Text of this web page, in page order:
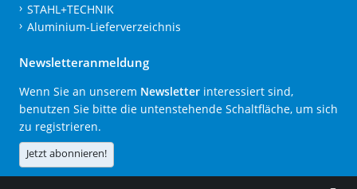
STAHL+TECHNIK
Aluminium-Lieferverzeichnis
Newsletteranmeldung
Wenn Sie an unserem Newsletter interessiert sind,
benutzen Sie bitte die untenstehende Schaltfläche, um sich
zu registrieren.
Jetzt abonnieren!